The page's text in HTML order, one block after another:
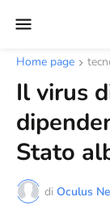
Home page
Il virus
Stato
di Oculus